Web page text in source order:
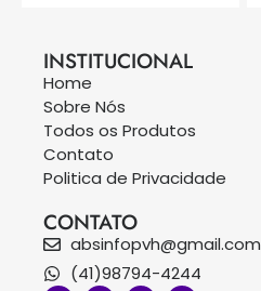
INSTITUCIONAL
Home
Sobre Nós
Todos os Produtos
Contato
Politica de Privacidade
CONTATO
absinfopvh@gmail.com
(41)98794-4244